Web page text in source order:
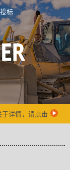
标
于详情，请点击